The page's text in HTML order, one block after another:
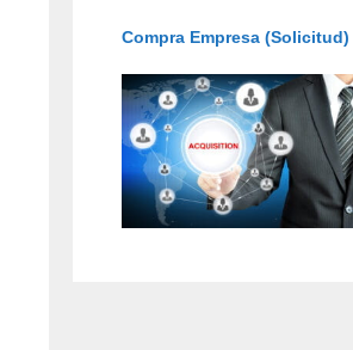
Compra Empresa (Solicitud)